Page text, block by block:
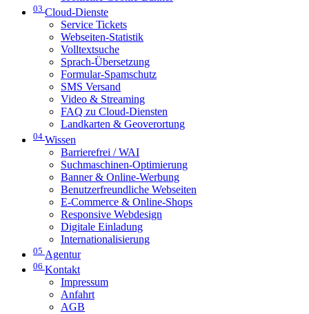
03 Cloud-Dienste
Service Tickets
Webseiten-Statistik
Volltextsuche
Sprach-Übersetzung
Formular-Spamschutz
SMS Versand
Video & Streaming
FAQ zu Cloud-Diensten
Landkarten & Geoverortung
04 Wissen
Barrierefrei / WAI
Suchmaschinen-Optimierung
Banner & Online-Werbung
Benutzerfreundliche Webseiten
E-Commerce & Online-Shops
Responsive Webdesign
Digitale Einladung
Internationalisierung
05 Agentur
06 Kontakt
Impressum
Anfahrt
AGB